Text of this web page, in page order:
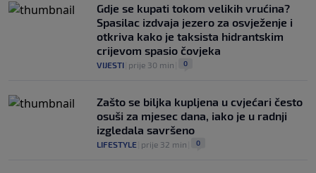
Gdje se kupati tokom velikih vrućina?
Spasilac izdvaja jezero za osvježenje i
otkriva kako je taksista hidrantskim
crijevom spasio čovjeka
VIJESTI prije 30 min 0
Zašto se biljka kupljena u cvjećari često
osuši za mjesec dana, iako je u radnji
izgledala savršeno
LIFESTYLE prije 32 min 0